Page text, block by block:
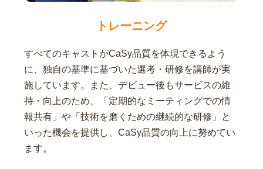
トレーニング
すべてのキャストがCaSy品質を体現できるよう
に、独自の基準に基づいた選考・研修を講師が実
施しています。また、デビュー後もサービスの維
持・向上のため、「定期的なミーティングでの情
報共有」や「技術を磨くための継続的な研修」と
いった機会を提供し、CaSy品質の向上に努めてい
ます。